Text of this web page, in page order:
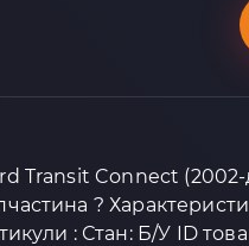
Transit Connect (2002-
?
: Стан: Б/У ID